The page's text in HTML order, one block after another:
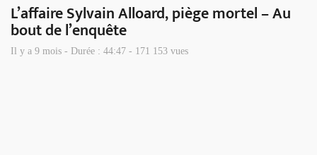
L’affaire Sylvain Alloard, piège mortel – Au
bout de l’enquête
Il y a 9 mois - Durée : 44:47 - 171 153 vues